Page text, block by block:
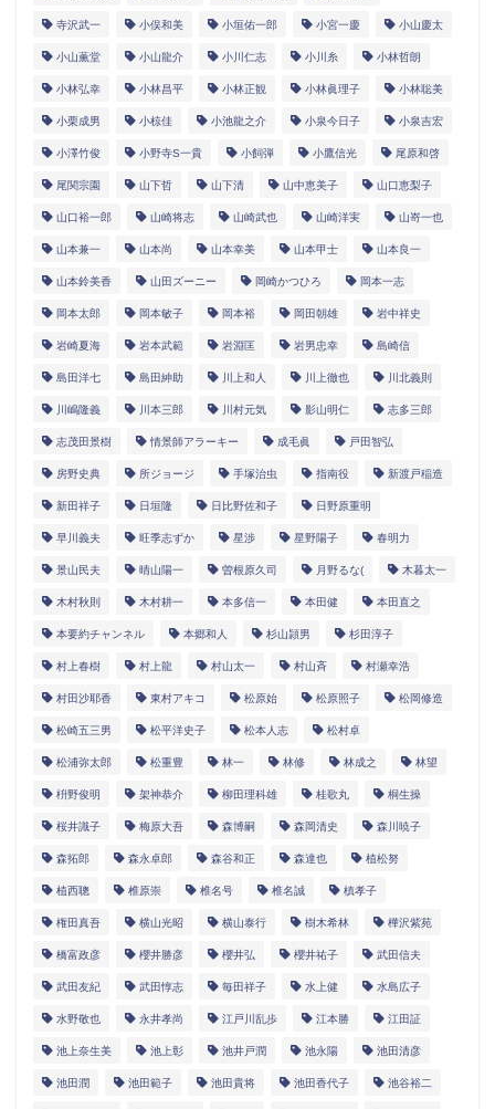
寺沢武一 小俣和美 小垣佑一郎 小宮一慶 小山慶太
小山薫堂 小山龍介 小川仁志 小川糸 小林哲朗
小林弘幸 小林昌平 小林正観 小林眞理子 小林聡美
小栗成男 小椋佳 小池龍之介 小泉今日子 小泉吉宏
小澤竹俊 小野寺S一貴 小飼弾 小鷹信光 尾原和啓
尾関宗園 山下哲 山下清 山中恵美子 山口恵梨子
山口裕一郎 山崎将志 山崎武也 山崎洋実 山嵜一也
山本兼一 山本尚 山本幸美 山本甲士 山本良一
山本鈴美香 山田ズーニー 岡崎かつひろ 岡本一志
岡本太郎 岡本敏子 岡本裕 岡田朝雄 岩中祥史
岩崎夏海 岩本武範 岩淵匡 岩男忠幸 島崎信
島田洋七 島田紳助 川上和人 川上徹也 川北義則
川嶋隆義 川本三郎 川村元気 影山明仁 志多三郎
志茂田景樹 情景師アラーキー 成毛眞 戸田智弘
房野史典 所ジョージ 手塚治虫 指南役 新渡戸稲造
新田祥子 日垣隆 日比野佐和子 日野原重明
早川義夫 旺季志ずか 星渉 星野陽子 春明力
景山民夫 晴山陽一 曽根原久司 月野るな( 木暮太一
木村秋則 木村耕一 本多信一 本田健 本田直之
本要約チャンネル 本郷和人 杉山頴男 杉田淳子
村上春樹 村上龍 村山太一 村山斉 村瀬幸浩
村田沙耶香 東村アキコ 松原始 松原照子 松岡修造
松崎五三男 松平洋史子 松本人志 松村卓
松浦弥太郎 松重豊 林一 林修 林成之 林望
枡野俊明 架神恭介 柳田理科雄 桂歌丸 桐生操
桜井識子 梅原大吾 森博嗣 森岡清史 森川暁子
森拓郎 森永卓郎 森谷和正 森達也 植松努
植西聰 椎原崇 椎名号 椎名誠 槙孝子
権田真吾 横山光昭 横山泰行 樹木希林 樺沢紫苑
橋富政彦 櫻井勝彦 櫻井弘 櫻井祐子 武田信夫
武田友紀 武田惇志 毎田祥子 水上健 水島広子
水野敬也 永井孝尚 江戸川乱歩 江本勝 江田証
池上奈生美 池上彰 池井戸潤 池永陽 池田清彦
池田潤 池田範子 池田貴将 池田香代子 池谷裕二